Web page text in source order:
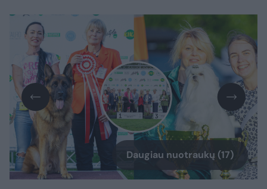
Daugiau nuotraukų (17)